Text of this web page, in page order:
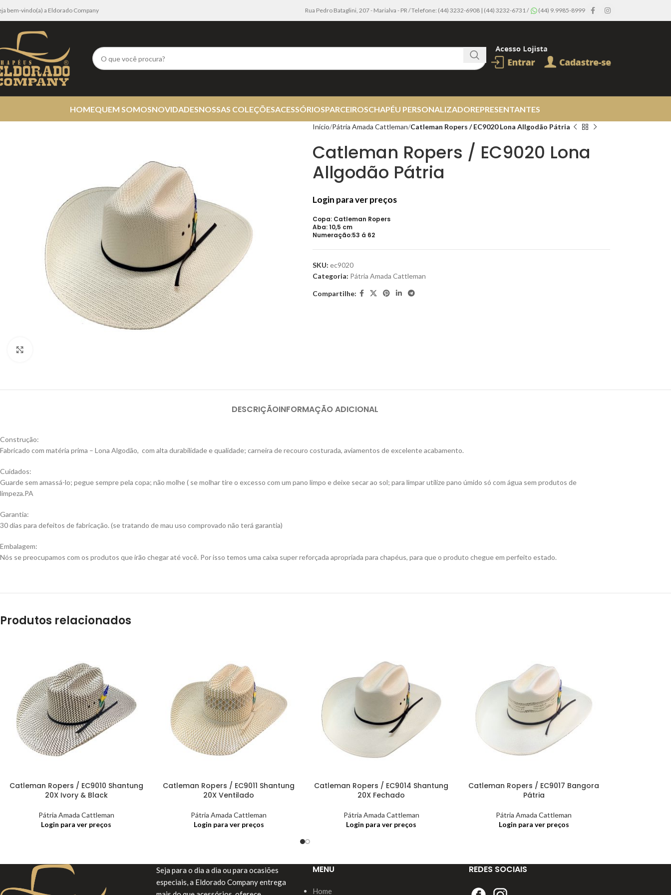
bem-vindo(a) a Eldorado Company Rua Pedro Bataglini, 207 - Marialva - PR / Telefone: (44) 3232-6908 | (44) 3232-6731 / (44) 9.9985-8999
HOMEQUEM SOMOSNOVIDADESNOSSAS COLEÇÕESACESSÓRIOSPARCEIROSCHAPÉU PERSONALIZADOREPRESENTANTES
Início Pátria Amada Cattleman Catleman Ropers / EC9020 Lona Allgodão Pátria
Catleman Ropers / EC9020 Lona
Allgodão Pátria
Login para ver preços
Copa: Catleman Ropers
Aba: 10,5 cm
Numeração:53 á 62
SKU: ec9020
Categoria: Pátria Amada Cattleman
Compartilhe:
DESCRIÇÃOINFORMAÇÃO ADICIONAL
Construção:
Fabricado com matéria prima – Lona Algodão, com alta durabilidade e qualidade; carneira de recouro costurada, aviamentos de excelente acabamento.
Cuidados:
Guarde sem amassá-lo; pegue sempre pela copa; não molhe ( se molhar tire o excesso com um pano limpo e deixe secar ao sol; para limpar utilize pano úmido só com água sem produtos de
limpeza.PA
Garantia:
30 dias para defeitos de fabricação. (se tratando de mau uso comprovado não terá garantia)
Embalagem:
Nós se preocupamos com os produtos que irão chegar até você. Por isso temos uma caixa super reforçada apropriada para chapéus, para que o produto chegue em perfeito estado.
Produtos relacionados
Catleman Ropers / EC9010 Shantung
20X Ivory & Black
Pátria Amada Cattleman
Login para ver preços
Catleman Ropers / EC9011 Shantung
20X Ventilado
Pátria Amada Cattleman
Login para ver preços
Catleman Ropers / EC9014 Shantung
20X Fechado
Pátria Amada Cattleman
Login para ver preços
Catleman Ropers / EC9017 Bangora
Pátria
Pátria Amada Cattleman
Login para ver preços
Seja para o dia a dia ou para ocasiões
especiais, a Eldorado Company entrega
MENU
Home
REDES SOCIAIS